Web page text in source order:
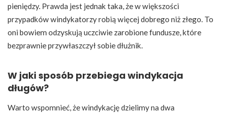
pieniędzy. Prawda jest jednak taka, że w większości
przypadków windykatorzy robią więcej dobrego niż złego. To
oni bowiem odzyskują uczciwie zarobione fundusze, które
bezprawnie przywłaszczył sobie dłużnik.
W jaki sposób przebiega windykacja
długów?
Warto wspomnieć, że windykację dzielimy na dwa